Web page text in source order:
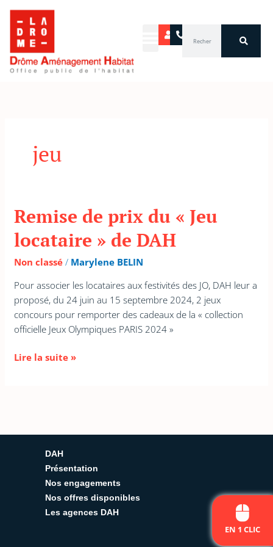
Aller
contenu
EN 1 CLIC
jeu
Remise de prix du « Jeu
locataire » de DAH
Non classé / Marylene BELIN
Pour associer les locataires aux festivités des JO, DAH leur a
proposé, du 24 juin au 15 septembre 2024, 2 jeux
concours pour remporter des cadeaux de la « collection
officielle Jeux Olympiques PARIS 2024 »
Remise
de
prix
« Jeu
locataire »
de
DAH
Lire la suite »
DAH
Présentation
Nos engagements
Nos offres disponibles
Les agences DAH